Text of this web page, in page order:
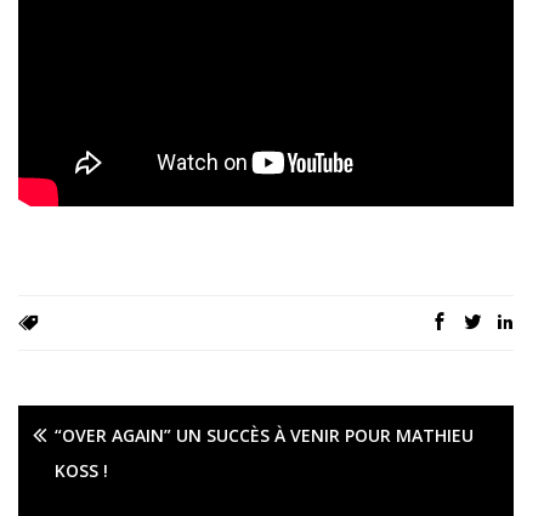
“OVER AGAIN” UN SUCCÈS À VENIR POUR MATHIEU
KOSS !